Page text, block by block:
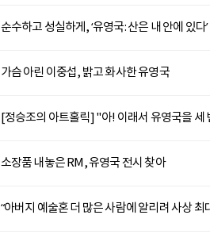
순수하고 성실하게, ‘유영국: 산은 내 안에 있다’
가슴 아린 이중섭, 밝고 화사한 유영국
[정승조의 아트홀릭] "아! 이래서 유영국을 세
소장품 내놓은 RM, 유영국 전시 찾아
“아버지 예술혼 더 많은 사람에 알리려 사상 최